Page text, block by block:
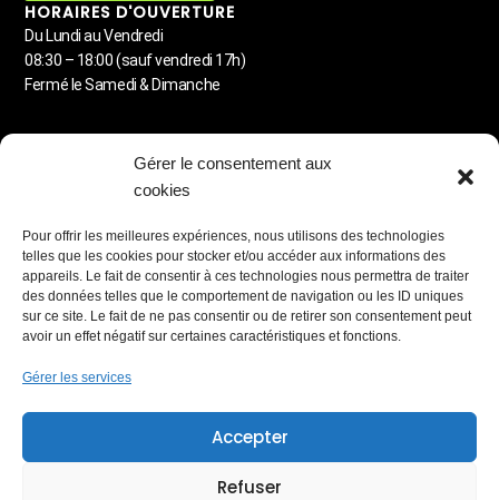
Gérer le consentement aux
cookies
Pour offrir les meilleures expériences, nous utilisons des technologies
telles que les cookies pour stocker et/ou accéder aux informations des
appareils. Le fait de consentir à ces technologies nous permettra de traiter
des données telles que le comportement de navigation ou les ID uniques
sur ce site. Le fait de ne pas consentir ou de retirer son consentement peut
avoir un effet négatif sur certaines caractéristiques et fonctions.
Gérer les services
Accepter
Refuser
HORAIRES D'OUVERTURE
Du Lundi au Vendredi
08:30 – 18:00 (sauf vendredi 17h)
Fermé le Samedi & Dimanche
Detailing automobile
Lavage à la demande
Station de lavage libre-service
Blog & Astuces
PARTENAIRES RÉSEAUX